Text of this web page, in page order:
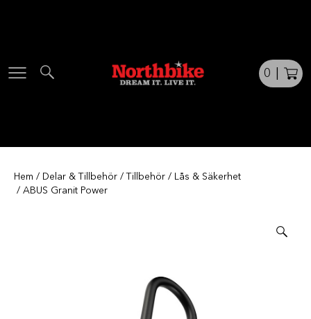
0
Hem / Delar & Tillbehör / Tillbehör / Lås & Säkerhet
/ ABUS Granit Power